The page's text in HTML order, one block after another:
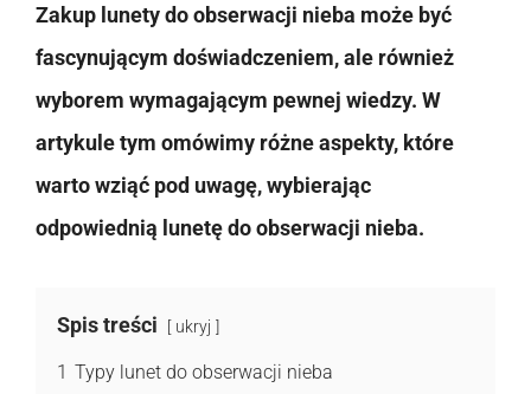
Zakup lunety do obserwacji nieba może być
fascynującym doświadczeniem, ale również
wyborem wymagającym pewnej wiedzy. W
artykule tym omówimy różne aspekty, które
warto wziąć pod uwagę, wybierając
odpowiednią lunetę do obserwacji nieba.
Spis treści ukryj
1 Typy lunet do obserwacji nieba